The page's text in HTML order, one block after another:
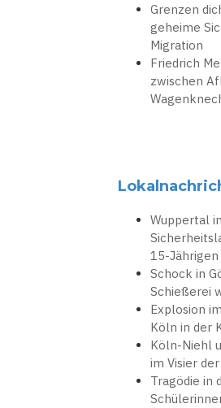
Grenzen
geheime
Migration
Friedrich
zwischen
Wuppertal
15-
Schock in
Schießerei
Explosion
Köln in der
Köln-Niehl
im Visier
Tragödie in